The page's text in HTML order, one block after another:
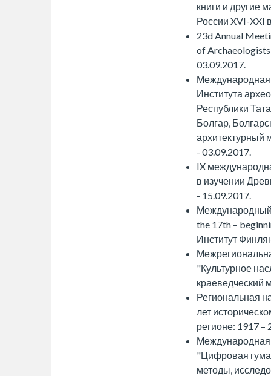
книги и другие
России XVI-XXI
23d Annual
of
03.09.2017.
Международная
Института
Республики
Болгар,
архитектурный
- 03.09.2017.
IX
в изучении
- 15.09.2017.
Международный
the 17th –
Институт
"Культурное
краеведческий
Региональная
лет
регионе: 1917 –
"Цифровая
методы,